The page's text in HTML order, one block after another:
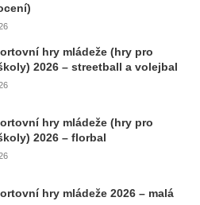
hry mládeže (hry pro
2026 – streetball a volejbal
hry mládeže (hry pro
2026 – florbal
hry mládeže 2026 – malá